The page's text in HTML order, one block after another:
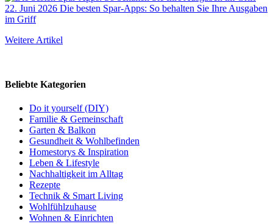
22. Juni 2026 Die besten Spar-Apps: So behalten Sie Ihre Ausgaben
im Griff
Weitere Artikel
Beliebte Kategorien
Do it yourself (DIY)
Familie & Gemeinschaft
Garten & Balkon
Gesundheit & Wohlbefinden
Homestorys & Inspiration
Leben & Lifestyle
Nachhaltigkeit im Alltag
Rezepte
Technik & Smart Living
Wohlfühlzuhause
Wohnen & Einrichten